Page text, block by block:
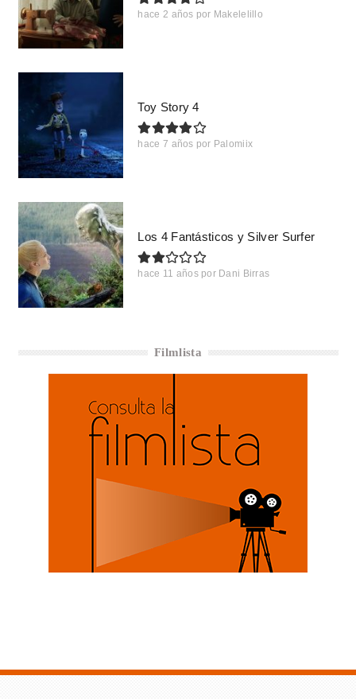
hace 2 años por Makelelillo
Toy Story 4
hace 7 años por Palomiix
Los 4 Fantásticos y Silver Surfer
hace 11 años por Dani Birras
Filmlista